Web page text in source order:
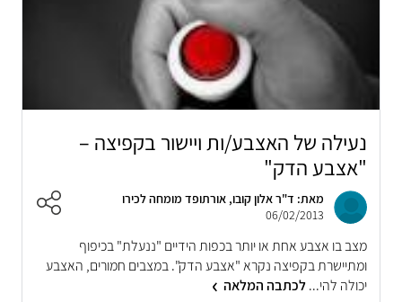
נעילה של האצבע/ות ויישור בקפיצה –
"אצבע הדק"
מאת: ד"ר אלון קובו, אורתופד מומחה לכירו
06/02/2013
מצב בו אצבע אחת או יותר בכפות הידיים "ננעלת" בכיפוף
ומתיישרת בקפיצה נקרא "אצבע הדק". במצבים חמורים, האצבע
יכולה להי...לכתבה המלאה